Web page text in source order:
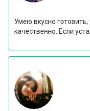
Умею вкусно
качественно. Если